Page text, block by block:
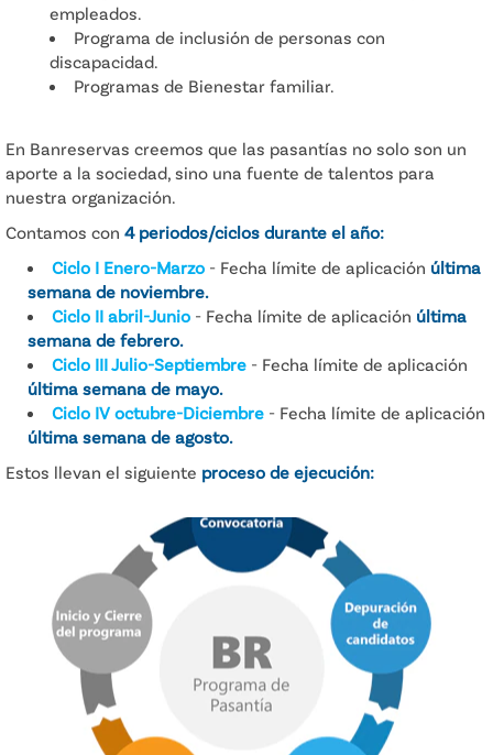
empleados.
Programa de inclusión de personas con
discapacidad.
Programas de Bienestar familiar.
En Banreservas creemos que las pasantías no solo son un
aporte a la sociedad, sino una fuente de talentos para
nuestra organización.
Contamos con 4 periodos/ciclos durante el año:
Ciclo I Enero-Marzo - Fecha límite de aplicación última
semana de noviembre.
Ciclo II abril-Junio - Fecha límite de aplicación última
semana de febrero.
Ciclo III Julio-Septiembre - Fecha límite de aplicación
última semana de mayo.
Ciclo IV octubre-Diciembre - Fecha límite de aplicación
última semana de agosto.
Estos llevan el siguiente proceso de ejecución: